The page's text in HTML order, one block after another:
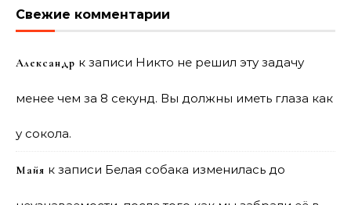
Свежие комментарии
Александр к записи Никто не решил эту задачу
менее чем за 8 секунд. Вы должны иметь глаза как
у сокола.
Майя к записи Белая собака изменилась до